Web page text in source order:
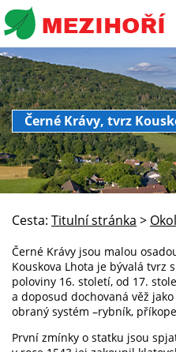
Obecní úřad
O obci Mezihoří
Historie Památky
Spolky sdružení
Okolí turistika
Kalendář akcí
Praktické informace
Foto video
Černé Krávy, tvrz
Cesta: Titulní stránka >
Černé Krávy jsou malou
Kouskova Lhota je bývalá
poloviny 16. století, od 17.
a doposud dochovaná věž
obraný systém –rybník,
První zmínky o statku jsou